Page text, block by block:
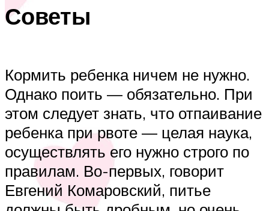
Советы
Кормить ребенка ничем не нужно.
Однако поить — обязательно. При
этом следует знать, что отпаивание
ребенка при рвоте — целая наука,
осуществлять его нужно строго по
правилам. Во-первых, говорит
Евгений Комаровский, питье